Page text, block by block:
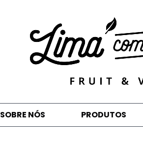
SOBRE NÓS PRODUTOS